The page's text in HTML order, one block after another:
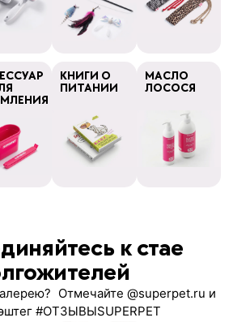
КНИГИ О
ПИТАНИИ
МАСЛО
ЛОСОСЯ
к стае
Отмечайте @superpet.ru и
#ОТЗЫВЫSUPERPET